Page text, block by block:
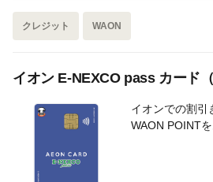
クレジット WAON
イオン E-NEXCO pass カード
イオンでの割引
WAON POINT